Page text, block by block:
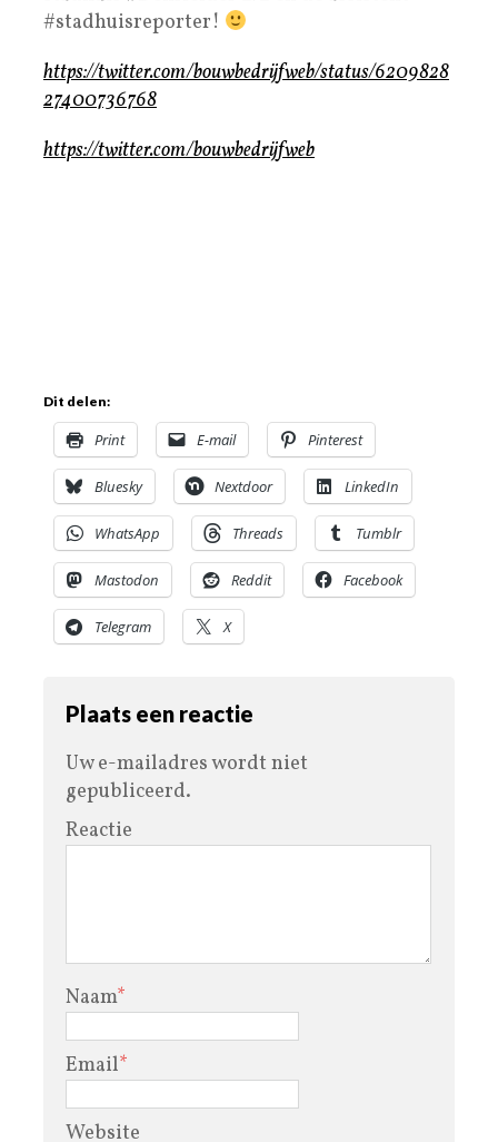
#stadhuisreporter!
https://twitter.com/bouwbedrijfweb/status/6209828
27400736768
https://twitter.com/bouwbedrijfweb
Dit delen:
Print E-mail Pinterest
Bluesky Nextdoor LinkedIn
WhatsApp Threads Tumblr
Mastodon Reddit Facebook
Telegram X
Plaats een reactie
Uw e-mailadres wordt niet
gepubliceerd.
Reactie
Naam*
Email*
Website